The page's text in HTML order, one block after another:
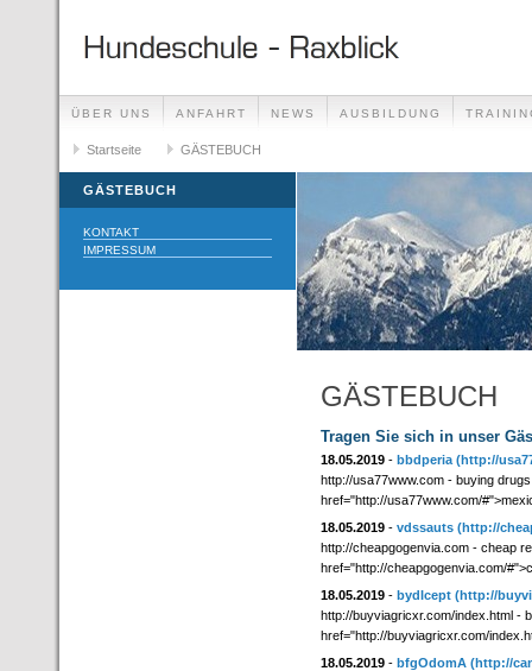
ÜBER UNS ANFAHRT NEWS AUSBILDUNG
GÄSTEBUCH LINKS
Startseite GÄSTEBUCH
GÄSTEBUCH
KONTAKT
IMPRESSUM
GÄSTEBUCH
Tragen Sie sich in unser
18.05.2019 - bbdperia (http://
http://usa77www.com - buying
href="http://usa77www.com/
18.05.2019 - vdssauts (http://
http://cheapgogenvia.com - cheap
href="http://cheapgogenvia.com/
18.05.2019 - bydIcept (http://
http://buyviagricxr.com/index.html -
href="http://buyviagricxr.com/
18.05.2019 - bfgOdomA (http://